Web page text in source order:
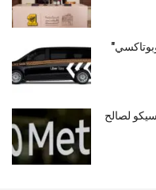
"روبوتاكسي"
مكسيكو لصالح